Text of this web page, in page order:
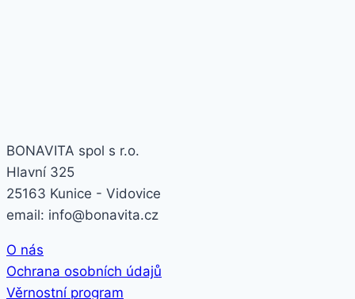
BONAVITA spol s r.o.
Hlavní 325
25163 Kunice - Vidovice
email: info@bonavita.cz
O nás
Ochrana osobních údajů
Věrnostní program